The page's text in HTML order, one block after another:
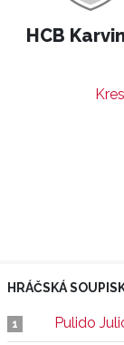
HCB
HRÁČSKÁ
1 Pulido